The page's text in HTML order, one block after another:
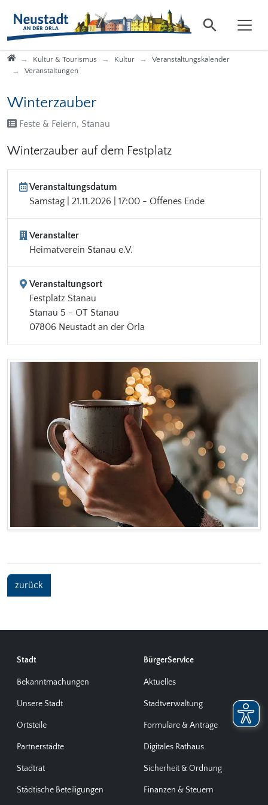
StartseiteKultur & Tourismus Kultur
Veranstaltungskalender
Veranstaltungen
Winterzauber
Feste & Feiern, Stanau
Winterzauber auf dem Festplatz
Veranstaltungsdatum
Samstag | 21.11.2026 | 17:00 - Offenes Ende
Veranstalter
Heimatverein Stanau e.V.
Veranstaltungsort
Festplatz Stanau
Stanau 5 - OT Stanau
07806 Neustadt an der Orla
zurück
Stadt
Bekanntmachungen
Unsere Stadt
Ortsteile
Partnerstädte
Stadtrat
Städtische Beteiligungen
BürgerService
Aktuelles
Stadtverwaltung
Formulare & Anträge
Digitales Rathaus
Sicherheit & Ordnung
Finanzen & Steuern